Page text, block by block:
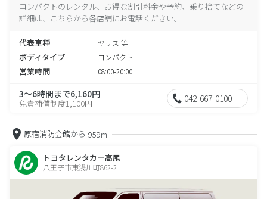
コンパクトのレンタル、お得な割引料金や予約、乗り捨てなどの
詳細は、こちらから各店舗にお電話ください。
代表車種 ヤリス 等
ボディタイプ コンパクト
営業時間 08:00-20:00
3～6時間まで6,160円
免責補償制度1,100円 042-667-0100
原宿消防会館から 959m
トヨタレンタカー高尾
八王子市東浅川町862-2